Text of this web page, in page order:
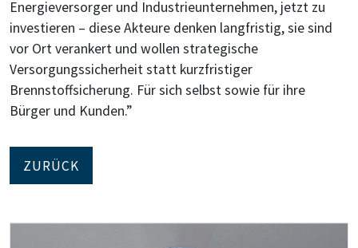
Energieversorger und Industrieunternehmen, jetzt zu
investieren – diese Akteure denken langfristig, sie sind
vor Ort verankert und wollen strategische
Versorgungssicherheit statt kurzfristiger
Brennstoffsicherung. Für sich selbst sowie für ihre
Bürger und Kunden.”
ZURÜCK